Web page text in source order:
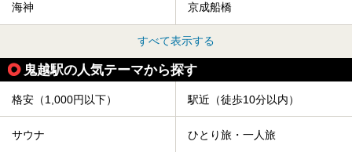
海神 京成船橋
すべて表示する
鬼越駅の人気テーマから探す
格安（1,000円以下） 駅近（徒歩10分以内）
サウナ ひとり旅・一人旅